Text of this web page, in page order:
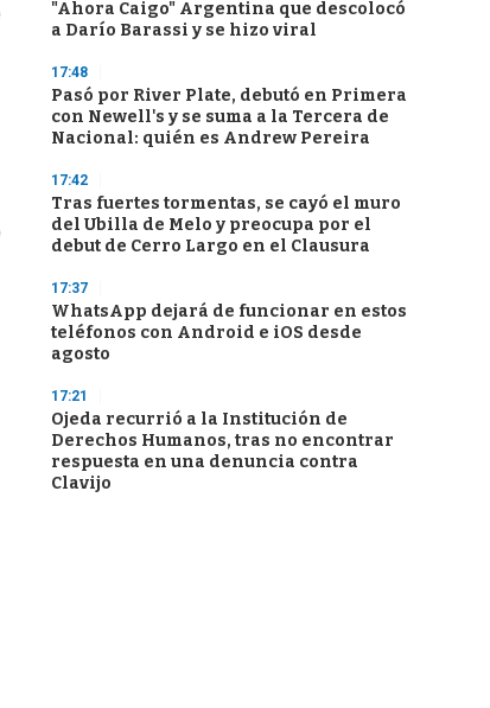
"Ahora Caigo" Argentina que descolocó
a Darío Barassi y se hizo viral
17:48
Pasó por River Plate, debutó en Primera
con Newell's y se suma a la Tercera de
Nacional: quién es Andrew Pereira
17:42
Tras fuertes tormentas, se cayó el muro
del Ubilla de Melo y preocupa por el
debut de Cerro Largo en el Clausura
17:37
WhatsApp dejará de funcionar en estos
teléfonos con Android e iOS desde
agosto
17:21
Ojeda recurrió a la Institución de
Derechos Humanos, tras no encontrar
respuesta en una denuncia contra
Clavijo